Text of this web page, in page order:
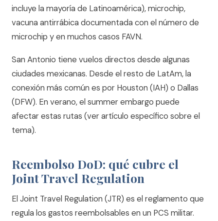
incluye la mayoría de Latinoamérica), microchip,
vacuna antirrábica documentada con el número de
microchip y en muchos casos FAVN.
San Antonio tiene vuelos directos desde algunas
ciudades mexicanas. Desde el resto de LatAm, la
conexión más común es por Houston (IAH) o Dallas
(DFW). En verano, el summer embargo puede
afectar estas rutas (ver artículo específico sobre el
tema).
Reembolso DoD: qué cubre el
Joint Travel Regulation
El Joint Travel Regulation (JTR) es el reglamento que
regula los gastos reembolsables en un PCS militar.